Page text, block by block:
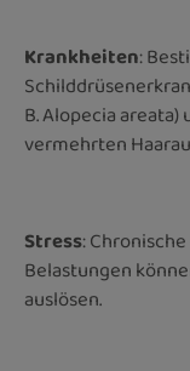
Krankheiten:
B. Alopecia
vermehrten
Stress:
Belastungen
auslösen.